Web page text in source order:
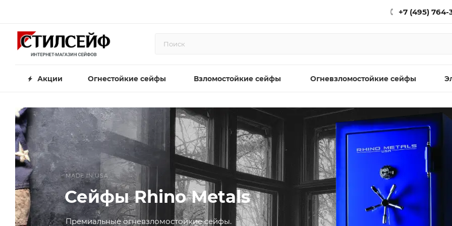
+7 (495) 764-
Акции Огнестойкие сейфы Взломостойкие сейфы Огневзломостойкие сейфы
MADE IN USA
Сейфы Rhino Metals
Премиальные огневзломостойкие сейфы.